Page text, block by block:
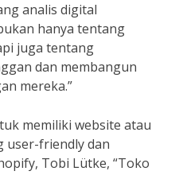
analis digital
hanya tentang
juga tentang
dan membangun
mereka.”
memiliki website atau
user-friendly dan
Tobi Lütke, “Toko